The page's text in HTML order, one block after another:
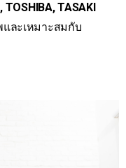
TOSHIBA, TASAKI
ละเหมาะสมกับ